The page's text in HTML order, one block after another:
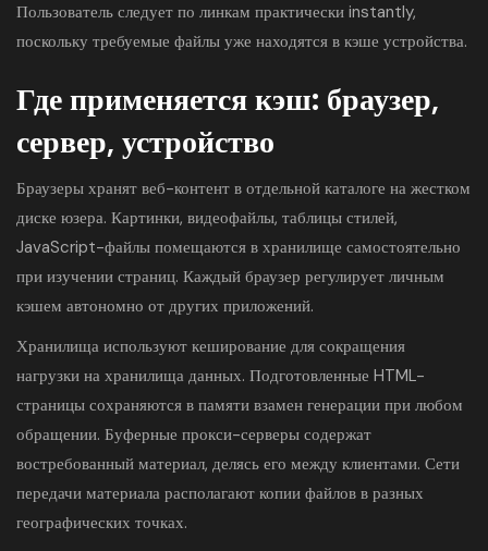
Пользователь следует по линкам практически instantly,
поскольку требуемые файлы уже находятся в кэше устройства.
Где применяется кэш: браузер,
сервер, устройство
Браузеры хранят веб-контент в отдельной каталоге на жестком
диске юзера. Картинки, видеофайлы, таблицы стилей,
JavaScript-файлы помещаются в хранилище самостоятельно
при изучении страниц. Каждый браузер регулирует личным
кэшем автономно от других приложений.
Хранилища используют кеширование для сокращения
нагрузки на хранилища данных. Подготовленные HTML-
страницы сохраняются в памяти взамен генерации при любом
обращении. Буферные прокси-серверы содержат
востребованный материал, делясь его между клиентами. Сети
передачи материала располагают копии файлов в разных
географических точках.